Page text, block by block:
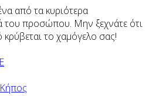
από τα κυριότερα
του προσώπου. Μην ξεχνάτε ότι
το χαμόγελο σας!
Κήπος